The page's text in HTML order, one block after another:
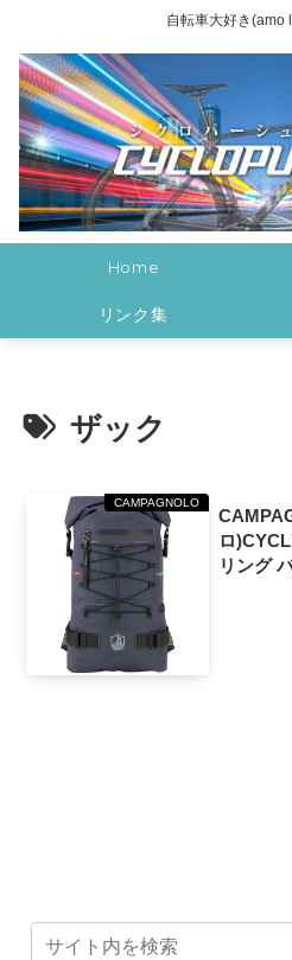
自転車大好き(amo
Home
リンク集
ザック
CAMPAGNOLO
ロ
リング